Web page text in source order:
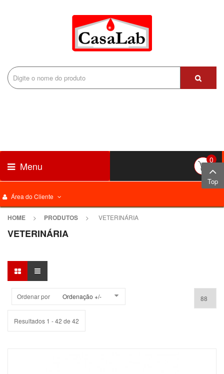
Área do Cliente
Menu 0
HOME > PRODUTOS > VETERINÁRIA
VETERINÁRIA
Ordenar por Ordenação +/-
Resultados 1 - 42 de 42
Top